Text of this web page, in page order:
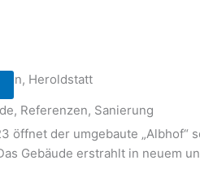
Heroldstatt
, Referenzen, Sanierung
öffnet der umgebaute „Albhof“
Gebäude erstrahlt in neuem